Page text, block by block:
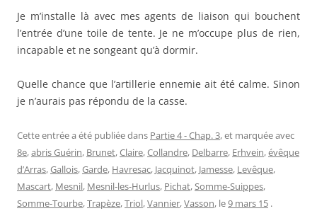
Je m’installe là avec mes agents de liaison qui bouchent
l’entrée d’une toile de tente. Je ne m’occupe plus de rien,
incapable et ne songeant qu’à dormir.
Quelle chance que l’artillerie ennemie ait été calme. Sinon
je n’aurais pas répondu de la casse.
Cette entrée a été publiée dans Partie 4 - Chap. 3, et marquée avec
8e,abris Guérin, Brunet,Claire,Collandre, Delbarre, Erhvein,évêque
d’Arras,Gallois,Garde, Havresac, Jacquinot, Jamesse, Levêque,
Mascart, Mesnil, Mesnil-les-Hurlus, Pichat,Somme-Suippes,
Somme-Tourbe,Trapèze,Triol,Vannier,Vasson, le9 mars 15 .